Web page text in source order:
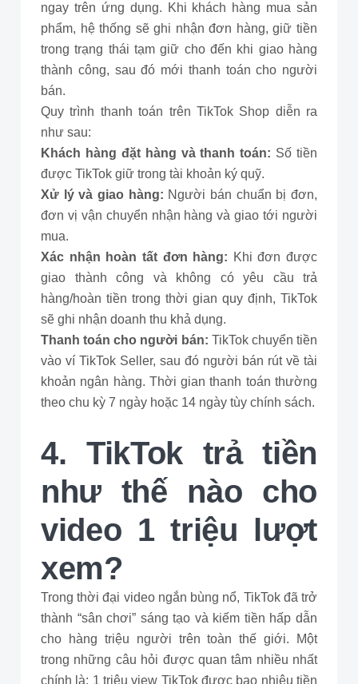
ngay trên ứng dụng. Khi khách hàng mua sản
phẩm, hệ thống sẽ ghi nhận đơn hàng, giữ tiền
trong trạng thái tạm giữ cho đến khi giao hàng
thành công, sau đó mới thanh toán cho người
bán.
Quy trình thanh toán trên TikTok Shop diễn ra
như sau:
Khách hàng đặt hàng và thanh toán: Số tiền
được TikTok giữ trong tài khoản ký quỹ.
Xử lý và giao hàng: Người bán chuẩn bị đơn,
đơn vị vận chuyển nhận hàng và giao tới người
mua.
Xác nhận hoàn tất đơn hàng: Khi đơn được
giao thành công và không có yêu cầu trả
hàng/hoàn tiền trong thời gian quy định, TikTok
sẽ ghi nhận doanh thu khả dụng.
Thanh toán cho người bán: TikTok chuyển tiền
vào ví TikTok Seller, sau đó người bán rút về tài
khoản ngân hàng. Thời gian thanh toán thường
theo chu kỳ 7 ngày hoặc 14 ngày tùy chính sách.
4. TikTok trả tiền
như thế nào cho
video 1 triệu lượt
xem?
Trong thời đại video ngắn bùng nổ, TikTok đã trở
thành “sân chơi” sáng tạo và kiếm tiền hấp dẫn
cho hàng triệu người trên toàn thế giới. Một
trong những câu hỏi được quan tâm nhiều nhất
chính là: 1 triệu view TikTok được bao nhiêu tiền